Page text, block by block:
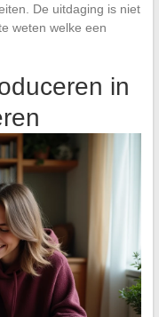
De uitdaging is niet
weten welke een
in